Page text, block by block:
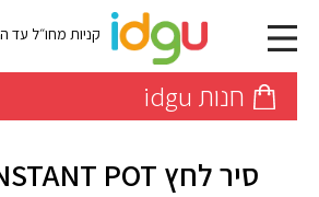
קניות מחו״ל עד
חנות idgu